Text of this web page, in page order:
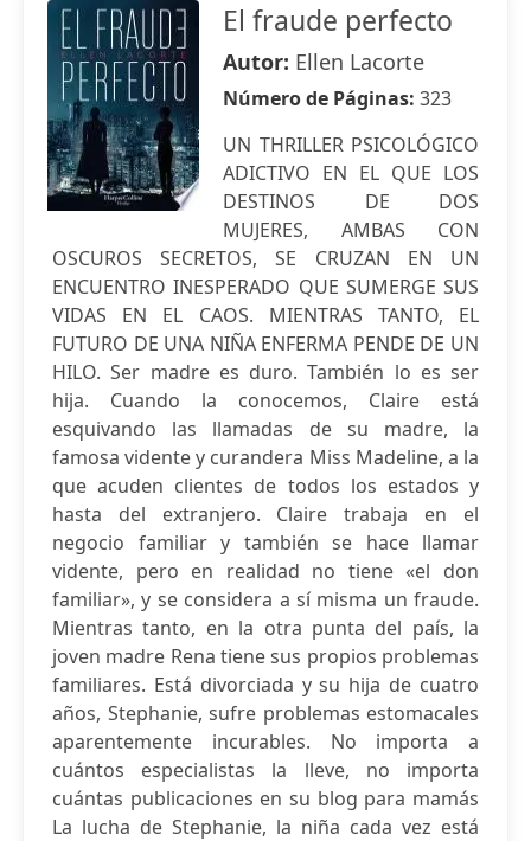
El fraude perfecto
Autor: Ellen Lacorte
Número de Páginas: 323
UN THRILLER PSICOLÓGICO
ADICTIVO EN EL QUE LOS
DESTINOS DE DOS
MUJERES, AMBAS CON
OSCUROS SECRETOS, SE CRUZAN EN UN
ENCUENTRO INESPERADO QUE SUMERGE SUS
VIDAS EN EL CAOS. MIENTRAS TANTO, EL
FUTURO DE UNA NIÑA ENFERMA PENDE DE UN
HILO. Ser madre es duro. También lo es ser
hija. Cuando la conocemos, Claire está
esquivando las llamadas de su madre, la
famosa vidente y curandera Miss Madeline, a la
que acuden clientes de todos los estados y
hasta del extranjero. Claire trabaja en el
negocio familiar y también se hace llamar
vidente, pero en realidad no tiene «el don
familiar», y se considera a sí misma un fraude.
Mientras tanto, en la otra punta del país, la
joven madre Rena tiene sus propios problemas
familiares. Está divorciada y su hija de cuatro
años, Stephanie, sufre problemas estomacales
aparentemente incurables. No importa a
cuántos especialistas la lleve, no importa
cuántas publicaciones en su blog para mamás
La lucha de Stephanie, la niña cada vez está